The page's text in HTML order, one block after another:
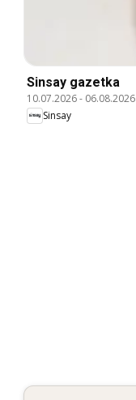
Sinsay gazetka
10.07.2026- 06.08.2026
Sinsay